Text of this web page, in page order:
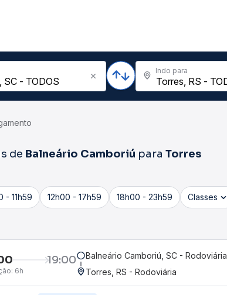
Indo para
de Balneário Camboriú para Torres
- 11h59 12h00 - 17h59 18h00 - 23h59 Classes
19:00
6h
Balneário Camboriú, SC - Rodoviária
Torres, RS - Rodoviária